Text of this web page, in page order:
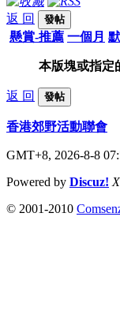
返 回 發帖
懸賞-推薦 一個月
本版塊或指定
返 回 發帖
香港郊野活動聯會
GMT+8, 2026-8-8
Powered by Discuz!
© 2001-2010